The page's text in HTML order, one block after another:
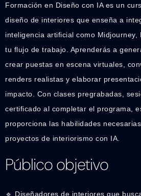
Formación en Diseño con IA es un
diseño de interiores que enseña a
inteligencia artificial como Midjourney,
tu flujo de trabajo. Aprenderás a
crear puestas en escena virtuales,
renders realistas y elaborar
impacto. Con clases pregrabadas,
certificado al completar el programa,
proporciona las habilidades
proyectos de interiorismo con IA.
Público objetivo
🔹 Diseñadores de interiores que